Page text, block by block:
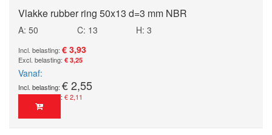
Vlakke rubber ring 50x13 d=3 mm NBR
A: 50 C: 13
H: 3
€ 3,93
€ 3,25
Vanaf
€ 2,55
€ 2,11